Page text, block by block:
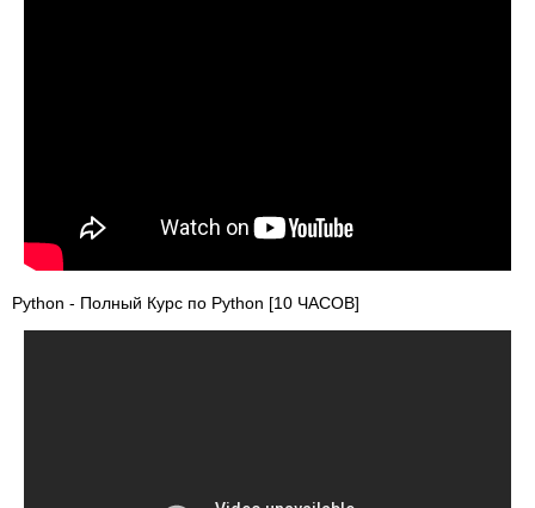
Python - Полный Курс по Python [10 ЧАСОВ]